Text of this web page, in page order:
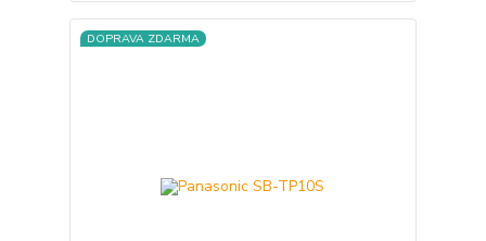
DOPRAVA ZDARMA